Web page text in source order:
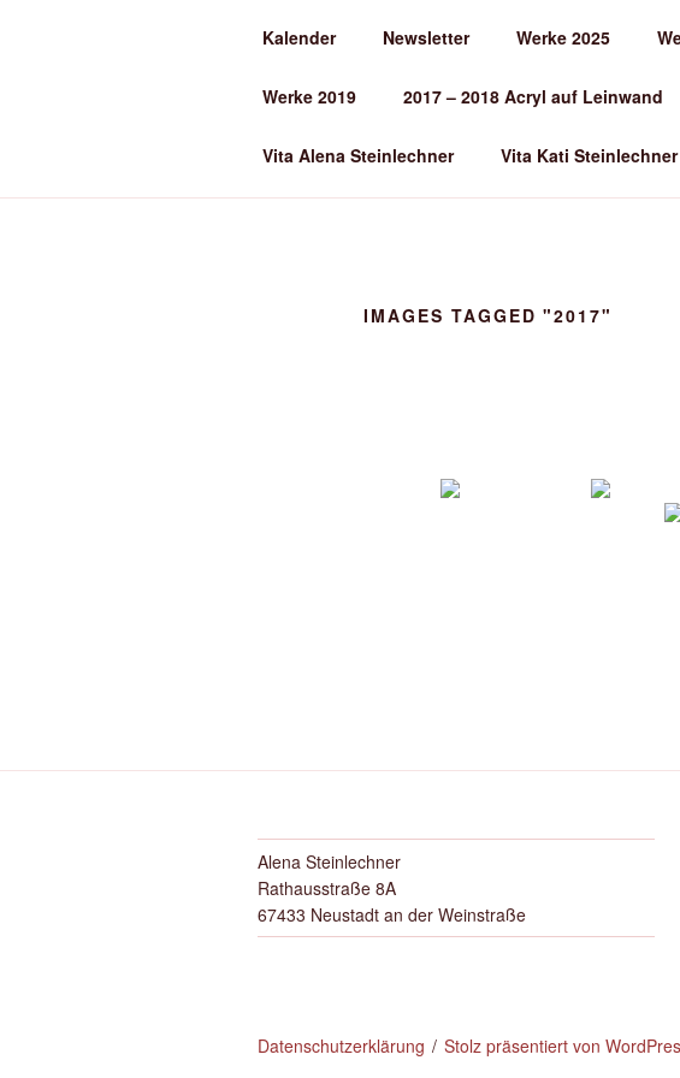
ALENA
Kalender Newsletter Werke 2025
Werke 2019 2017 – 2018 Acryl auf Leinwand
Vita Alena Steinlechner Vita Kati Steinlechner
IMAGES TAGGED "2017"
Alena Steinlechner
Rathausstraße 8A
67433 Neustadt an der Weinstraße
Datenschutzerklärung Stolz präsentiert von